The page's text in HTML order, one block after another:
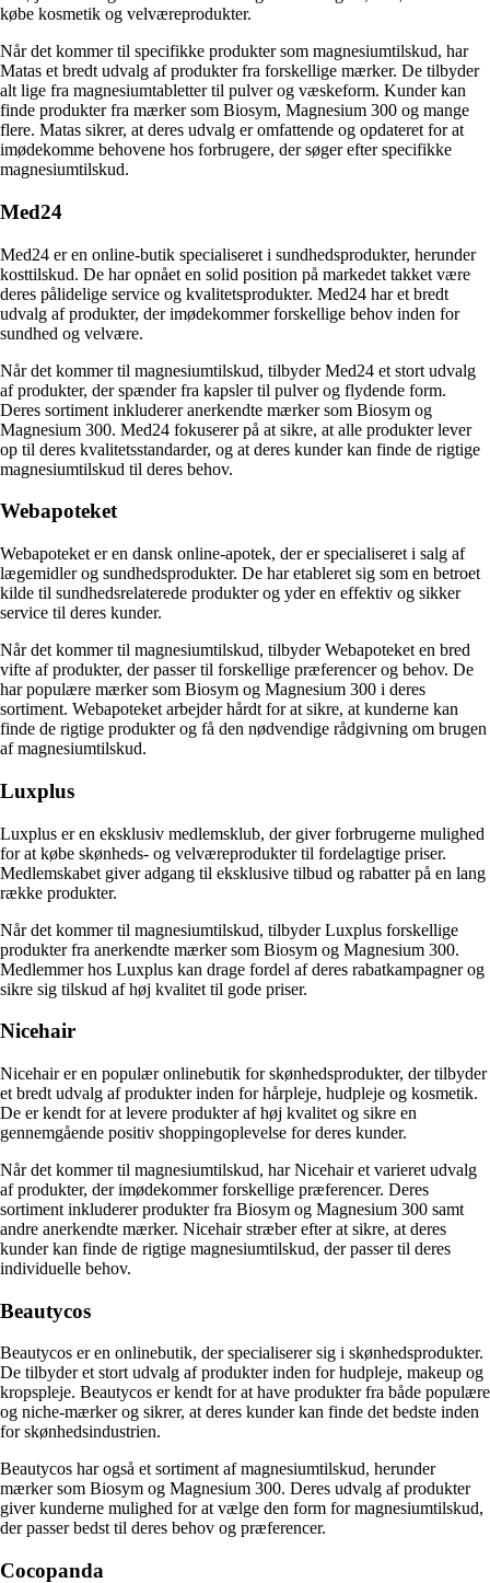
købe kosmetik og velværeprodukter.
Når det kommer til specifikke produkter som magnesiumtilskud, har
Matas et bredt udvalg af produkter fra forskellige mærker. De tilbyder
alt lige fra magnesiumtabletter til pulver og væskeform. Kunder kan
finde produkter fra mærker som Biosym, Magnesium 300 og mange
flere. Matas sikrer, at deres udvalg er omfattende og opdateret for at
imødekomme behovene hos forbrugere, der søger efter specifikke
magnesiumtilskud.
Med24
Med24 er en online-butik specialiseret i sundhedsprodukter, herunder
kosttilskud. De har opnået en solid position på markedet takket være
deres pålidelige service og kvalitetsprodukter. Med24 har et bredt
udvalg af produkter, der imødekommer forskellige behov inden for
sundhed og velvære.
Når det kommer til magnesiumtilskud, tilbyder Med24 et stort udvalg
af produkter, der spænder fra kapsler til pulver og flydende form.
Deres sortiment inkluderer anerkendte mærker som Biosym og
Magnesium 300. Med24 fokuserer på at sikre, at alle produkter lever
op til deres kvalitetsstandarder, og at deres kunder kan finde de rigtige
magnesiumtilskud til deres behov.
Webapoteket
Webapoteket er en dansk online-apotek, der er specialiseret i salg af
lægemidler og sundhedsprodukter. De har etableret sig som en betroet
kilde til sundhedsrelaterede produkter og yder en effektiv og sikker
service til deres kunder.
Når det kommer til magnesiumtilskud, tilbyder Webapoteket en bred
vifte af produkter, der passer til forskellige præferencer og behov. De
har populære mærker som Biosym og Magnesium 300 i deres
sortiment. Webapoteket arbejder hårdt for at sikre, at kunderne kan
finde de rigtige produkter og få den nødvendige rådgivning om brugen
af ​​magnesiumtilskud.
Luxplus
Luxplus er en eksklusiv medlemsklub, der giver forbrugerne mulighed
for at købe skønheds- og velværeprodukter til fordelagtige priser.
Medlemskabet giver adgang til eksklusive tilbud og rabatter på en lang
række produkter.
Når det kommer til magnesiumtilskud, tilbyder Luxplus forskellige
produkter fra anerkendte mærker som Biosym og Magnesium 300.
Medlemmer hos Luxplus kan drage fordel af deres rabatkampagner og
sikre sig tilskud af høj kvalitet til gode priser.
Nicehair
Nicehair er en populær onlinebutik for skønhedsprodukter, der tilbyder
et bredt udvalg af produkter inden for hårpleje, hudpleje og kosmetik.
De er kendt for at levere produkter af høj kvalitet og sikre en
gennemgående positiv shoppingoplevelse for deres kunder.
Når det kommer til magnesiumtilskud, har Nicehair et varieret udvalg
af produkter, der imødekommer forskellige præferencer. Deres
sortiment inkluderer produkter fra Biosym og Magnesium 300 samt
andre anerkendte mærker. Nicehair stræber efter at sikre, at deres
kunder kan finde de rigtige magnesiumtilskud, der passer til deres
individuelle behov.
Beautycos
Beautycos er en onlinebutik, der specialiserer sig i skønhedsprodukter.
De tilbyder et stort udvalg af produkter inden for hudpleje, makeup og
kropspleje. Beautycos er kendt for at have produkter fra både populære
og niche-mærker og sikrer, at deres kunder kan finde det bedste inden
for skønhedsindustrien.
Beautycos har også et sortiment af magnesiumtilskud, herunder
mærker som Biosym og Magnesium 300. Deres udvalg af produkter
giver kunderne mulighed for at vælge den form for magnesiumtilskud,
der passer bedst til deres behov og præferencer.
Cocopanda